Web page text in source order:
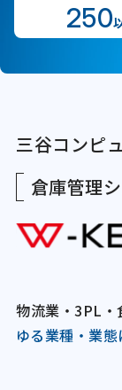
250
三谷コンピ
倉庫管理
物流業・3PL・
ゆる業種・業